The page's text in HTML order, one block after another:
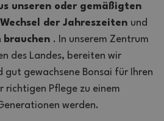
unseren oder gemäßigten
der Jahreszeiten und
brauchen . In unserem Zentrum
des Landes, bereiten wir
gewachsene Bonsai für Ihren
Pflege zu einem
werden.